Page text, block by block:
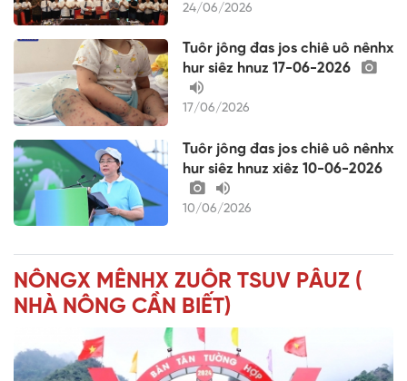
24/06/2026
Tuôr jông đas jos chiê uô nênhx
hur siêz hnuz 17-06-2026
17/06/2026
Tuôr jông đas jos chiê uô nênhx
hur siêz hnuz xiêz 10-06-2026
10/06/2026
NÔNGX MÊNHX ZUÔR TSUV PÂUZ (
NHÀ NÔNG CẦN BIẾT)